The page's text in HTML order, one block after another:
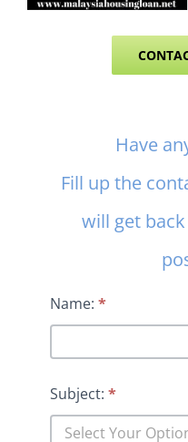
Contact
Us
Have
Fill up the
will get
Name: *
Subject: *